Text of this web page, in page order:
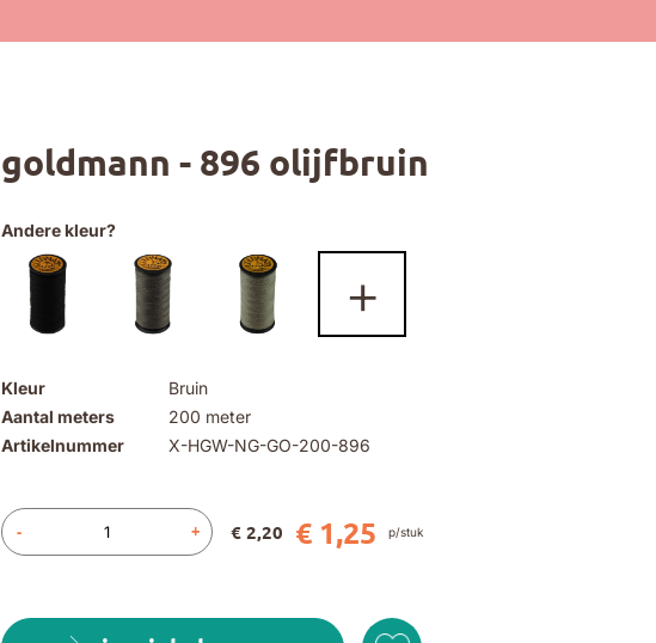
goldmann - 896 olijfbruin
Kleur
Bruin
Aantal meters
200 meter
Artikelnummer
X-HGW-NG-GO-200-896
- + € 1,25
€ 2,20 p/stuk
Andere kleur?
+